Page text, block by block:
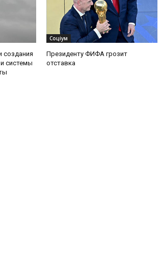
создания
системы
Соціум
Президенту ФИФА грозит
отставка